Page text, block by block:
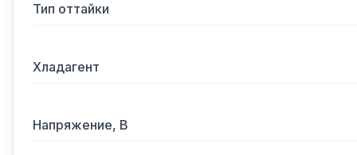
Тип оттайки
Хладагент
Напряжение, В